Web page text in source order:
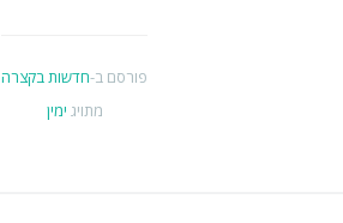
פורסם ב-חדשות בקצרה
מתויג ימין